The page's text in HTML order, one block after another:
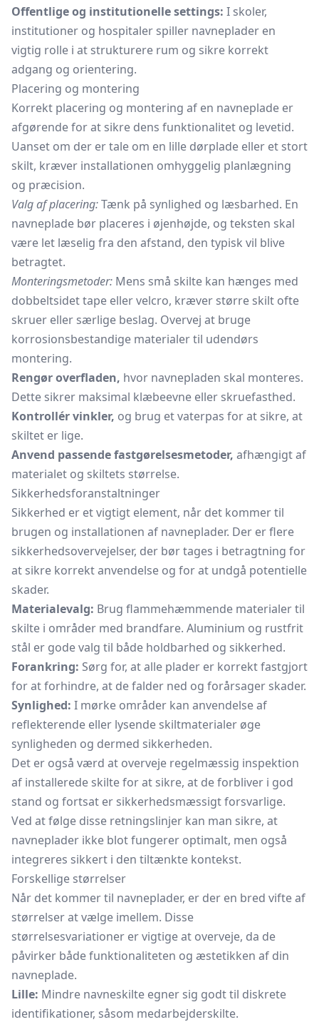
Offentlige og institutionelle settings: I skoler,
institutioner og hospitaler spiller navneplader en
vigtig rolle i at strukturere rum og sikre korrekt
adgang og orientering.
Placering og montering
Korrekt placering og montering af en navneplade er
afgørende for at sikre dens funktionalitet og levetid.
Uanset om der er tale om en lille dørplade eller et stort
skilt, kræver installationen omhyggelig planlægning
og præcision.
Valg af placering:Tænk på synlighed og læsbarhed. En
navneplade bør placeres i øjenhøjde, og teksten skal
være let læselig fra den afstand, den typisk vil blive
betragtet.
Monteringsmetoder: Mens små skilte kan hænges med
dobbeltsidet tape eller velcro, kræver større skilt ofte
skruer eller særlige beslag. Overvej at bruge
korrosionsbestandige materialer til udendørs
montering.
Rengør overfladen, hvor navnepladen skal monteres.
Dette sikrer maksimal klæbeevne eller skruefasthed.
Kontrollér vinkler, og brug et vaterpas for at sikre, at
skiltet er lige.
Anvend passende fastgørelsesmetoder, afhængigt af
materialet og skiltets størrelse.
Sikkerhedsforanstaltninger
Sikkerhed er et vigtigt element, når det kommer til
brugen og installationen af navneplader. Der er flere
sikkerhedsovervejelser, der bør tages i betragtning for
at sikre korrekt anvendelse og for at undgå potentielle
skader.
Materialevalg: Brug flammehæmmende materialer til
skilte i områder med brandfare. Aluminium og rustfrit
stål er gode valg til både holdbarhed og sikkerhed.
Forankring: Sørg for, at alle plader er korrekt fastgjort
for at forhindre, at de falder ned og forårsager skader.
Synlighed: I mørke områder kan anvendelse af
reflekterende eller lysende skiltmaterialer øge
synligheden og dermed sikkerheden.
Det er også værd at overveje regelmæssig inspektion
af installerede skilte for at sikre, at de forbliver i god
stand og fortsat er sikkerhedsmæssigt forsvarlige.
Ved at følge disse retningslinjer kan man sikre, at
navneplader ikke blot fungerer optimalt, men også
integreres sikkert i den tiltænkte kontekst.
Forskellige størrelser
Når det kommer til navneplader, er der en bred vifte af
størrelser at vælge imellem. Disse
størrelsesvariationer er vigtige at overveje, da de
påvirker både funktionaliteten og æstetikken af din
navneplade.
Lille: Mindre navneskilte egner sig godt til diskrete
identifikationer, såsom medarbejderskilte.